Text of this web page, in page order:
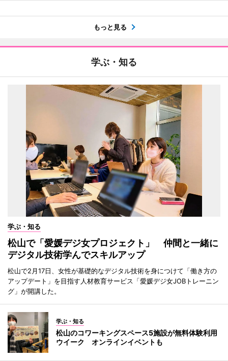
もっと見る
学ぶ・知る
学ぶ・知る
松山で「愛媛デジ女プロジェクト」 仲間と一緒に
デジタル技術学んでスキルアップ
松山で2月17日、女性が基礎的なデジタル技術を身につけて「働き方の
アップデート」を目指す人材教育サービス「愛媛デジ女JOBトレーニン
グ」が開講した。
学ぶ・知る
松山のコワーキングスペース5施設が無料体験利用
ウイーク オンラインイベントも